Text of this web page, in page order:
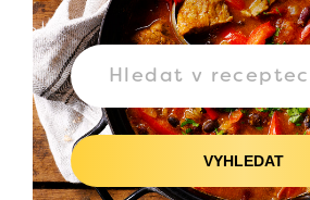
VYHLEDAT